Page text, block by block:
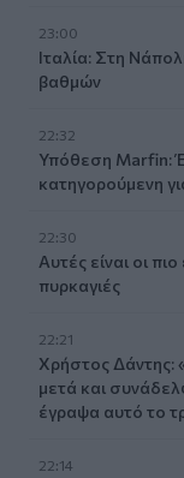
23:00
Ιταλία: Στη
βαθμών
22:32
Υπόθεση Marfin:
κατηγορούμενη
22:30
Αυτές είναι οι
πυρκαγιές
22:21
Χρήστος Δάντης:
μετά και
έγραψα αυτό το
22:14